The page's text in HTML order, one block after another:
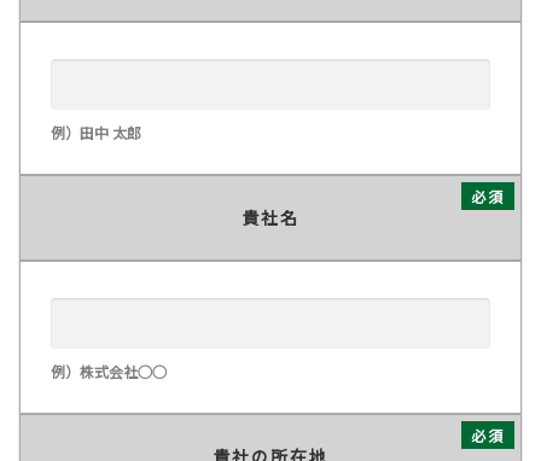
例）田中 太郎
必須
貴社名
例）株式会社○○
必須
貴社の所在地